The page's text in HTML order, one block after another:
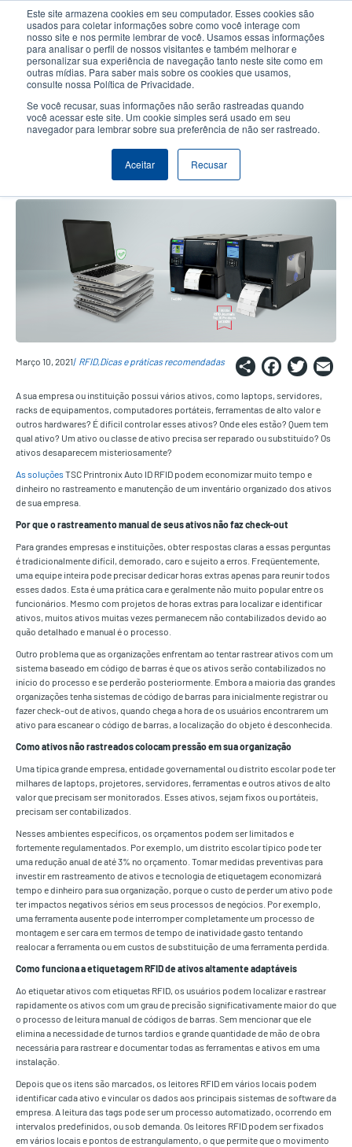
Este site armazena cookies em seu computador. Esses cookies são
usados para coletar informações sobre como você interage com
nosso site e nos permite lembrar de você. Usamos essas informações
para analisar o perfil de nossos visitantes e também melhorar e
personalizar sua experiência de navegação tanto neste site como em
outras mídias. Para saber mais sobre os cookies que usamos,
consulte nossa Política de Privacidade.
Se você recusar, suas informações não serão rastreadas quando
você acessar este site. Um cookie simples será usado em seu
navegador para lembrar sobre sua preferência de não ser rastreado.
Aceitar Recusar
conteúdo
principal
User
account
User
Header
Seletor de Produto Contactar Vendas
Como as tags RFID On-Metal
mantêm seu estoque sob controle
Março 10, 2021 RFID Dicas e práticas recomendadas Share
A sua empresa ou instituição possui vários ativos, como laptops, servidores,
racks de equipamentos, computadores portáteis, ferramentas de alto valor e
outros hardwares? É difícil controlar esses ativos? Onde eles estão? Quem tem
qual ativo? Um ativo ou classe de ativo precisa ser reparado ou substituído? Os
ativos desaparecem misteriosamente?
As soluçõesTSC Printronix Auto ID RFID podem economizar muito tempo e
dinheiro no rastreamento e manutenção de um inventário organizado dos ativos
de sua empresa.
Por que o rastreamento manual de seus ativos não faz check-out
Para grandes empresas e instituições, obter respostas claras a essas perguntas
é tradicionalmente difícil, demorado, caro e sujeito a erros. Freqüentemente,
uma equipe inteira pode precisar dedicar horas extras apenas para reunir todos
esses dados. Esta é uma prática cara e geralmente não muito popular entre os
funcionários. Mesmo com projetos de horas extras para localizar e identificar
ativos, muitos ativos muitas vezes permanecem não contabilizados devido ao
quão detalhado e manual é o processo.
Outro problema que as organizações enfrentam ao tentar rastrear ativos com um
sistema baseado em código de barras é que os ativos serão contabilizados no
início do processo e se perderão posteriormente. Embora a maioria das grandes
organizações tenha sistemas de código de barras para inicialmente registrar ou
fazer check-out de ativos, quando chega a hora de os usuários encontrarem um
ativo para escanear o código de barras, a localização do objeto é desconhecida.
Como ativos não rastreados colocam pressão em sua organização
Uma típica grande empresa, entidade governamental ou distrito escolar pode ter
milhares de laptops, projetores, servidores, ferramentas e outros ativos de alto
valor que precisam ser monitorados. Esses ativos, sejam fixos ou portáteis,
precisam ser contabilizados.
Nesses ambientes específicos, os orçamentos podem ser limitados e
fortemente regulamentados. Por exemplo, um distrito escolar típico pode ter
uma redução anual de até 3% no orçamento. Tomar medidas preventivas para
investir em rastreamento de ativos e tecnologia de etiquetagem economizará
tempo e dinheiro para sua organização, porque o custo de perder um ativo pode
ter impactos negativos sérios em seus processos de negócios. Por exemplo,
uma ferramenta ausente pode interromper completamente um processo de
montagem e ser cara em termos de tempo de inatividade gasto tentando
realocar a ferramenta ou em custos de substituição de uma ferramenta perdida.
Como funciona a etiquetagem RFID de ativos altamente adaptáveis
Ao etiquetar ativos com etiquetas RFID, os usuários podem localizar e rastrear
rapidamente os ativos com um grau de precisão significativamente maior do que
o processo de leitura manual de códigos de barras. Sem mencionar que ele
elimina a necessidade de turnos tardios e grande quantidade de mão de obra
necessária para rastrear e documentar todas as ferramentas e ativos em uma
instalação.
Depois que os itens são marcados, os leitores RFID em vários locais podem
identificar cada ativo e vincular os dados aos principais sistemas de software da
empresa. A leitura das tags pode ser um processo automatizado, ocorrendo em
intervalos predefinidos, ou sob demanda. Os leitores RFID podem ser fixados
em vários locais e pontos de estrangulamento, o que permite que o movimento